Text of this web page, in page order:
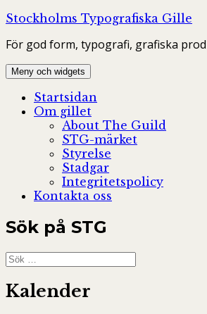
Hoppa
innehåll
Stockholms Typografiska Gille
För god form, typografi, grafiska
Meny och widgets
Startsidan
Om gillet
About The Guild
STG-märket
Styrelse
Stadgar
Integritetspolicy
Kontakta oss
Sök på STG
Sök
efter:
Kalender